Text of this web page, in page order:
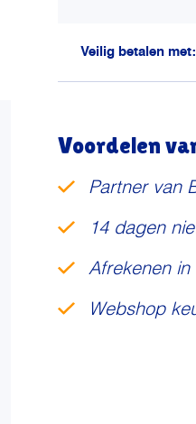
Veilig betalen met:
Voordelen
Partner van
14 dagen
Afrekenen in
Webshop